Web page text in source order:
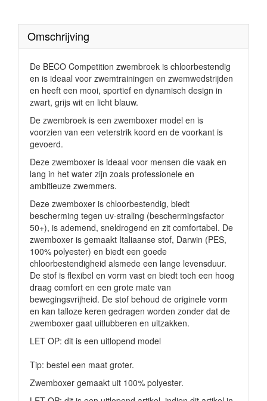
Omschrijving
De BECO Competition zwembroek is chloorbestendig
en is ideaal voor zwemtrainingen en zwemwedstrijden
en heeft een mooi, sportief en dynamisch design in
zwart, grijs wit en licht blauw.
De zwembroek is een zwemboxer model en is
voorzien van een veterstrik koord en de voorkant is
gevoerd.
Deze zwemboxer is ideaal voor mensen die vaak en
lang in het water zijn zoals professionele en
ambitieuze zwemmers.
Deze zwemboxer is chloorbestendig, biedt
bescherming tegen uv-straling (beschermingsfactor
50+), is ademend, sneldrogend en zit comfortabel. De
zwemboxer is gemaakt Italiaanse stof, Darwin (PES,
100% polyester) en biedt een goede
chloorbestendigheid alsmede een lange levensduur.
De stof is flexibel en vorm vast en biedt toch een hoog
draag comfort en een grote mate van
bewegingsvrijheid. De stof behoud de originele vorm
en kan talloze keren gedragen worden zonder dat de
zwemboxer gaat uitlubberen en uitzakken.
LET OP: dit is een uitlopend model
Tip: bestel een maat groter.
Zwemboxer gemaakt uit 100% polyester.